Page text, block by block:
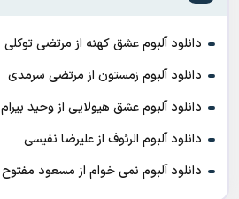
دانلود آلبوم عشق کهنه از مرتضی توکلی
دانلود آلبوم زمستون از مرتضی سرمدی
دانلود آلبوم عشق هیولایی از وحید بیرام
دانلود آلبوم الرئوف از علیرضا نفیسی
دانلود آلبوم نمی خوام از مسعود مفتوح